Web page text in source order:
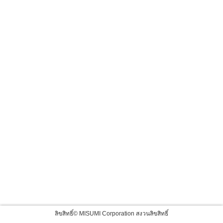
ลิขสิทธิ์© MISUMI Corporation สงวนลิขสิทธิ์